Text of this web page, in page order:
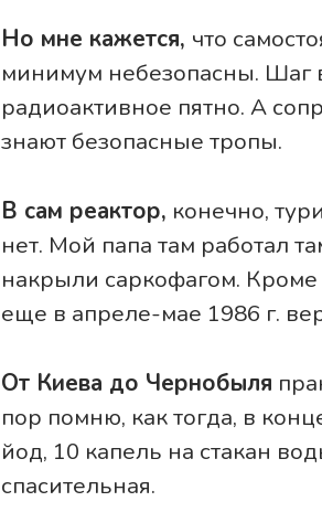
Но мне кажется, что
минимум небезопасны. Шаг
радиоактивное пятно. А
знают безопасные тропы.
В сам реактор, конечно,
нет. Мой папа там работал
накрыли саркофагом.
еще в апреле-мае 1986 г.
От Киева до Чернобыля
пор помню, как тогда, в
йод, 10 капель на стакан
спасительная.